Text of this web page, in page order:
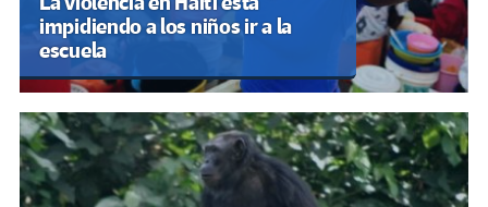
impidiendo a los niños ir a la
escuela